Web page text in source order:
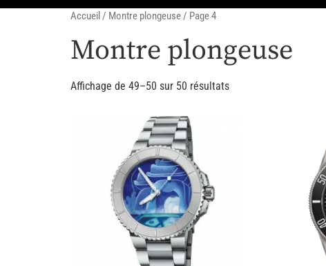
Accueil / Montre plongeuse/ Page 4
Montre plongeuse
Affichage de 49–50 sur 50 résultats